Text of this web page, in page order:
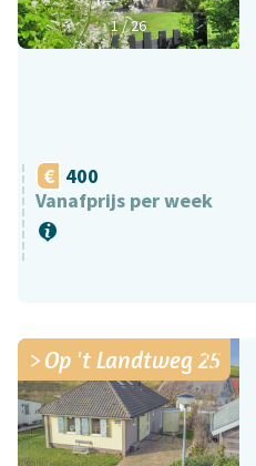
1/26
400
Vanafprijs per week
Op 't Landtweg 25